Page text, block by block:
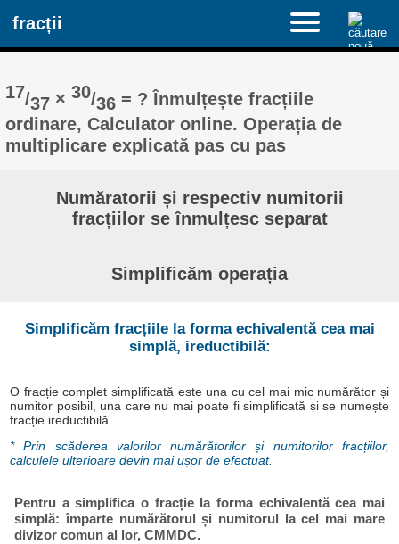
fracții
17/37 ×30/36 = ? Înmulțește fracțiile
ordinare, Calculator online. Operația de
multiplicare explicată pas cu pas
Număratorii și respectiv numitorii
fracțiilor se înmulțesc separat
Simplificăm operația
Simplificăm fracțiile la forma echivalentă cea mai
simplă, ireductibilă:
O fracție complet simplificată este una cu cel mai mic numărător și
numitor posibil, una care nu mai poate fi simplificată și se numește
fracție ireductibilă.
* Prin scăderea valorilor numărătorilor și numitorilor fracțiilor,
calculele ulterioare devin mai ușor de efectuat.
Pentru a simplifica o fracție la forma echivalentă cea mai
simplă: împarte numărătorul și numitorul la cel mai mare
divizor comun al lor, CMMDC.